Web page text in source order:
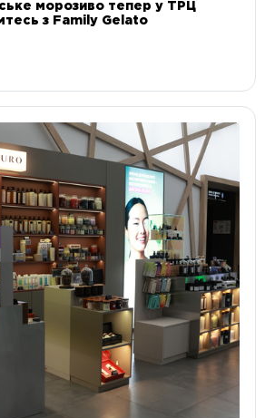
морозиво тепер у ТРЦ
з Family Gelato